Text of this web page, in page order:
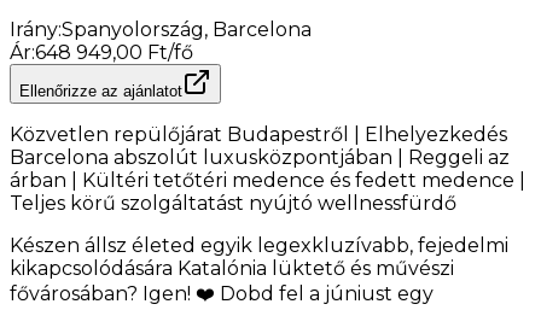
Irány:Spanyolország, Barcelona
Ár:648 949,00 Ft/fő
Ellenőrizze az ajánlatot
Közvetlen repülőjárat Budapestről | Elhelyezkedés
Barcelona abszolút luxusközpontjában | Reggeli az
árban | Kültéri tetőtéri medence és fedett medence |
Teljes körű szolgáltatást nyújtó wellnessfürdő
Készen állsz életed egyik legexkluzívabb, fejedelmi
kikapcsolódására Katalónia lüktető és művészi
fővárosában? Igen! ❤️ Dobd fel a júniust egy